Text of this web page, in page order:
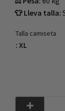
👕 Lleva talla:
Talla camiseta
: XL